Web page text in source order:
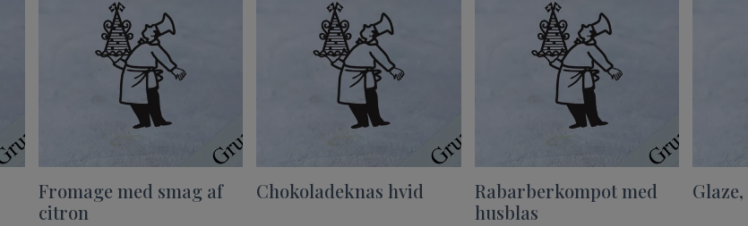
Fromage med smag af
citron
Chokoladeknas hvid
Rabarberkompot med
husblas